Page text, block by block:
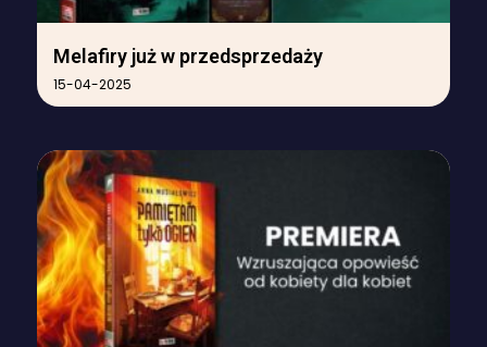
Melafiry już w przedsprzedaży
15-04-2025